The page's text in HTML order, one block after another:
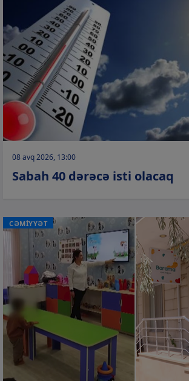
08 avq 2026, 13:00
Sabah 40 dərəcə isti olacaq
CƏMİYYƏT